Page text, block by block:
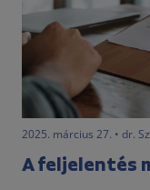
2025. március 27. • dr.
A feljelentés